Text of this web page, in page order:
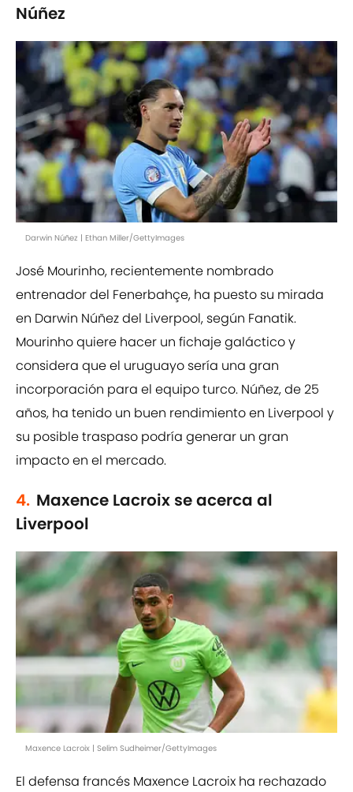
Núñez
Darwin Núñez | Ethan Miller/GettyImages
José Mourinho, recientemente nombrado
entrenador del Fenerbahçe, ha puesto su mirada
en Darwin Núñez del Liverpool, según Fanatik.
Mourinho quiere hacer un fichaje galáctico y
considera que el uruguayo sería una gran
incorporación para el equipo turco. Núñez, de 25
años, ha tenido un buen rendimiento en Liverpool y
su posible traspaso podría generar un gran
impacto en el mercado.
4. Maxence Lacroix se acerca al
Liverpool
Maxence Lacroix | Selim Sudheimer/GettyImages
El defensa francés Maxence Lacroix ha rechazado